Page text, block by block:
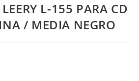
L-155 PARA CD
/ MEDIA NEGRO